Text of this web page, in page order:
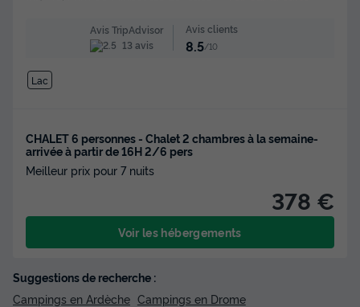
Avis TripAdvisor
13 avis
Avis clients
8.5/10
Lac
CHALET 6 personnes - Chalet 2 chambres à la semaine-
arrivée à partir de 16H 2/6 pers
Meilleur prix pour 7 nuits
378 €
Voir les hébergements
Suggestions de recherche :
Campings en Ardèche Campings en Drome